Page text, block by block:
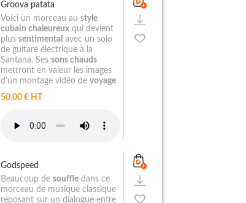
Groova patata
Voici un morceau au style
cubain chaleureuxqui devient
plus sentimental avec un solo
de guitare électrique à la
Santana. Ses sons chauds
mettront en valeur les images
d'un montage vidéo de voyage
50,00 € HT
Godspeed
Beaucoup de souffledans ce
morceau de musique classique
reposant sur un dialogue entre